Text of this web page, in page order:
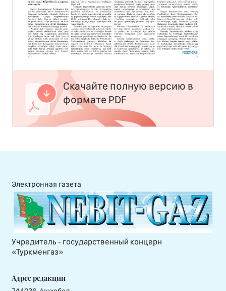
Скачайте полную версию в
формате PDF
Электронная газета
Учредитель - государственный концерн
«Туркменгаз»
Адрес редакции